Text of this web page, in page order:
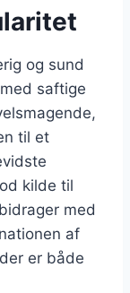
og sund
saftige
til et
kilde til
med
af
er både